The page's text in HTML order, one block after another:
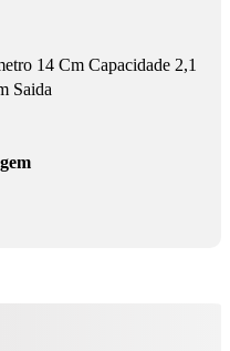
14 Cm Capacidade 2,1
Saida